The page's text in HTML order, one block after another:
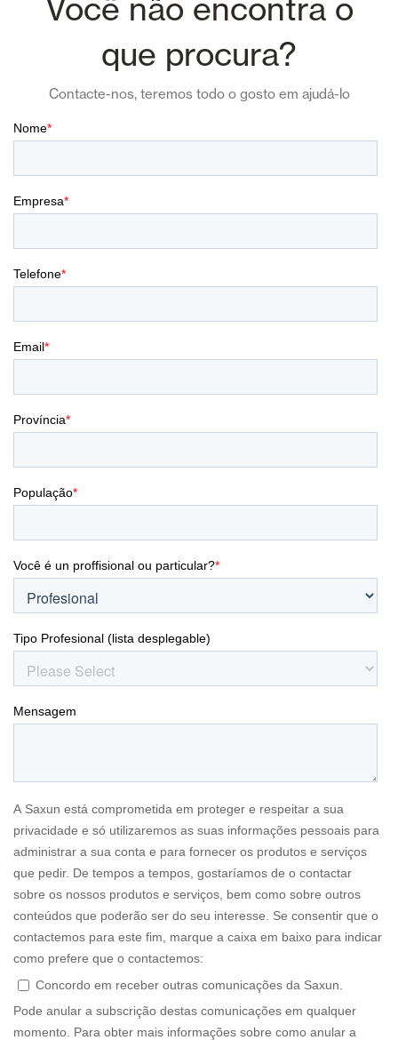
Você não encontra o
que procura?
Contacte-nos, teremos todo o gosto em ajudá-lo